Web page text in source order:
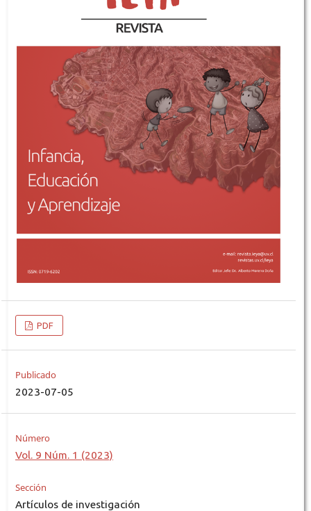
PDF
Publicado
2023-07-05
Número
Vol. 9 Núm. 1 (2023)
Sección
Artículos de investigación